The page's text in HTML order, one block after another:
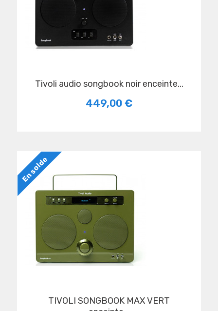
tivoli audio songbook noir enceinte...
449,00 €
En solde
TIVOLI SONGBOOK MAX VERT